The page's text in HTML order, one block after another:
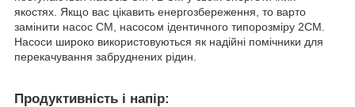
якостях. Якщо вас цікавить енергозбереження, то варто
замінити насос СМ, насосом ідентичного типорозміру 2СМ.
Насоси широко використовуються як надійні помічники для
перекачування забруднених рідин.
Продуктивність і напір: